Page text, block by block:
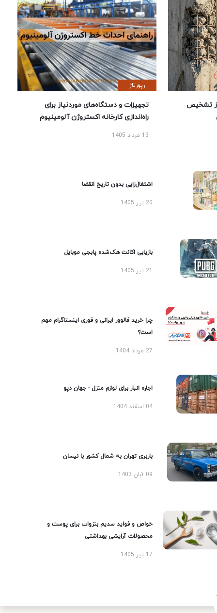
تشخیص
رپورتاژ
تجهیزات و دستگاه‌های موردنیاز برای
راه‌اندازی کارخانه اکستروژن آلومینیوم
13 مرداد 1405
اشتغال‌زایی بدون تاریخ انقضا
20 تیر 1405
بازیابی اکانت هک‌شده پابجی موبایل
چرا خرید فالوور ایرانی و فوری اینستاگرام مهم
است؟
27 مرداد 1404
اجاره انبار برای لوازم منزل - جهان دپو
04 اسفند 1404
باربری تهران به شمال کشور با نیسان
09 آبان 1403
خواص و فواید سدیم بنزوات برای پوست و
محصولات آرایشی بهداشتی
17 تیر 1405